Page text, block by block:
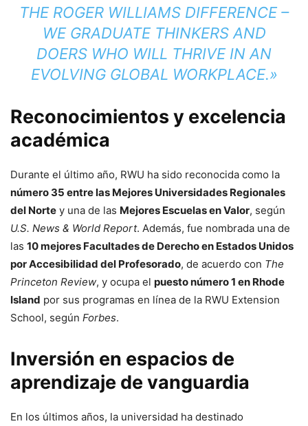
THE ROGER WILLIAMS DIFFERENCE –
WE GRADUATE THINKERS AND
DOERS WHO WILL THRIVE IN AN
EVOLVING GLOBAL WORKPLACE.»
Reconocimientos y excelencia
académica
Durante el último año, RWU ha sido reconocida como la
número 35 entre las Mejores Universidades Regionales
del Norte y una de las Mejores Escuelas en Valor, según
U.S. News & World Report. Además, fue nombrada una de
las 10 mejores Facultades de Derecho en Estados Unidos
por Accesibilidad del Profesorado, de acuerdo con The
Princeton Review, y ocupa el puesto número 1 en Rhode
Island por sus programas en línea de la RWU Extension
School, según Forbes.
Inversión en espacios de
aprendizaje de vanguardia
En los últimos años, la universidad ha destinado